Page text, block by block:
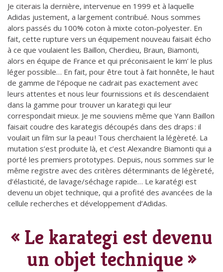
Je citerais la dernière, intervenue en 1999 et à laquelle
Adidas justement, a largement contribué. Nous sommes
alors passés du 100% coton à mixte coton-polyester. En
fait, cette rupture vers un équipement nouveau faisait écho
à ce que voulaient les Baillon, Cherdieu, Braun, Biamonti,
alors en équipe de France et qui préconisaient le kim’ le plus
léger possible… En fait, pour être tout à fait honnête, le haut
de gamme de l’époque ne cadrait pas exactement avec
leurs attentes et nous leur fournissions et ils descendaient
dans la gamme pour trouver un karategi qui leur
correspondait mieux. Je me souviens même que Yann Baillon
faisait coudre des karategis découpés dans des draps : il
voulait un film sur la peau ! Tous cherchaient la légèreté. La
mutation s’est produite là, et c’est Alexandre Biamonti qui a
porté les premiers prototypes. Depuis, nous sommes sur le
même registre avec des critères déterminants de légèreté,
d’élasticité, de lavage/séchage rapide… Le karatégi est
devenu un objet technique, qui a profité des avancées de la
cellule recherches et développement d’Adidas.
« Le karategi est devenu
un objet technique »